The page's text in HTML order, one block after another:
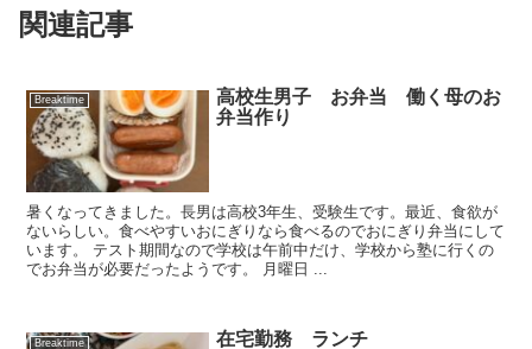
関連記事
Breaktime
高校生男子 お弁当 働く母のお
弁当作り
暑くなってきました。長男は高校3年生、受験生です。最近、食欲が
ないらしい。食べやすいおにぎりなら食べるのでおにぎり弁当にして
います。 テスト期間なので学校は午前中だけ、学校から塾に行くの
でお弁当が必要だったようです。 月曜日 ...
Breaktime 在宅勤務 ランチ